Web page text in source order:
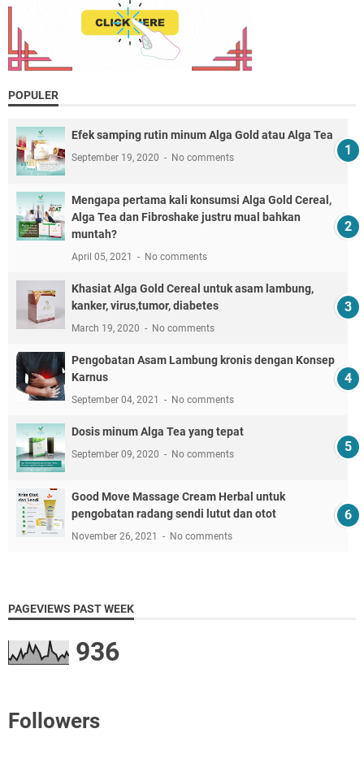
POPULER
Efek samping rutin minum Alga Gold atau Alga Tea
September 19, 2020 No comments
Mengapa pertama kali konsumsi Alga Gold Cereal,
Alga Tea dan Fibroshake justru mual bahkan
muntah?
April 05, 2021 No comments
Khasiat Alga Gold Cereal untuk asam lambung,
kanker, virus,tumor, diabetes
March 19, 2020 No comments
Pengobatan Asam Lambung kronis dengan Konsep
Karnus
September 04, 2021 No comments
Dosis minum Alga Tea yang tepat
September 09, 2020 No comments
Good Move Massage Cream Herbal untuk
pengobatan radang sendi lutut dan otot
November 26, 2021 No comments
PAGEVIEWS PAST WEEK
936
Followers